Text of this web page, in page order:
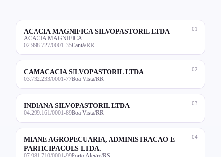
01
ACACIA MAGNIFICA SILVOPASTORIL LTDA
ACACIA MAGNIFICA
02.998.727/0001-35Cantá/RR
02
CAMACACIA SILVOPASTORIL LTDA
03.732.233/0001-77Boa Vista/RR
03
INDIANA SILVOPASTORIL LTDA
04.299.161/0001-89Boa Vista/RR
04
MIANE AGROPECUARIA, ADMINISTRACAO E
PARTICIPACOES LTDA.
07.981.710/0001-99Porto Alegre/RS